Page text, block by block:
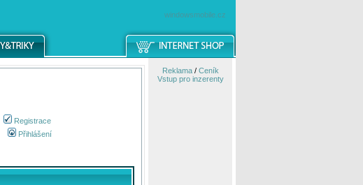
windowsmobile.cz
Registrace
Přihlášení
Reklama/ Ceník
Vstup pro inzerenty